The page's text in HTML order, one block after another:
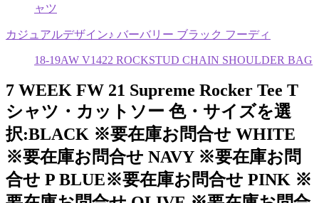
ャツ
カジュアルデザイン♪ バーバリー ブラック フーディ
18-19AW V1422 ROCKSTUD CHAIN SHOULDER BAG
7 WEEK FW 21 Supreme Rocker Tee T
シャツ・カットソー 色・サイズを選
択:BLACK ※要在庫お問合せ WHITE
※要在庫お問合せ NAVY ※要在庫お問
合せ P BLUE※要在庫お問合せ PINK ※